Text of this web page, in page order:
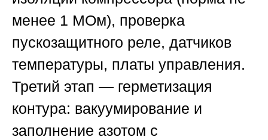
менее 1 МОм), проверка
пускозащитного реле, датчиков
температуры, платы управления.
Третий этап — герметизация
контура: вакуумирование и
заполнение азотом с